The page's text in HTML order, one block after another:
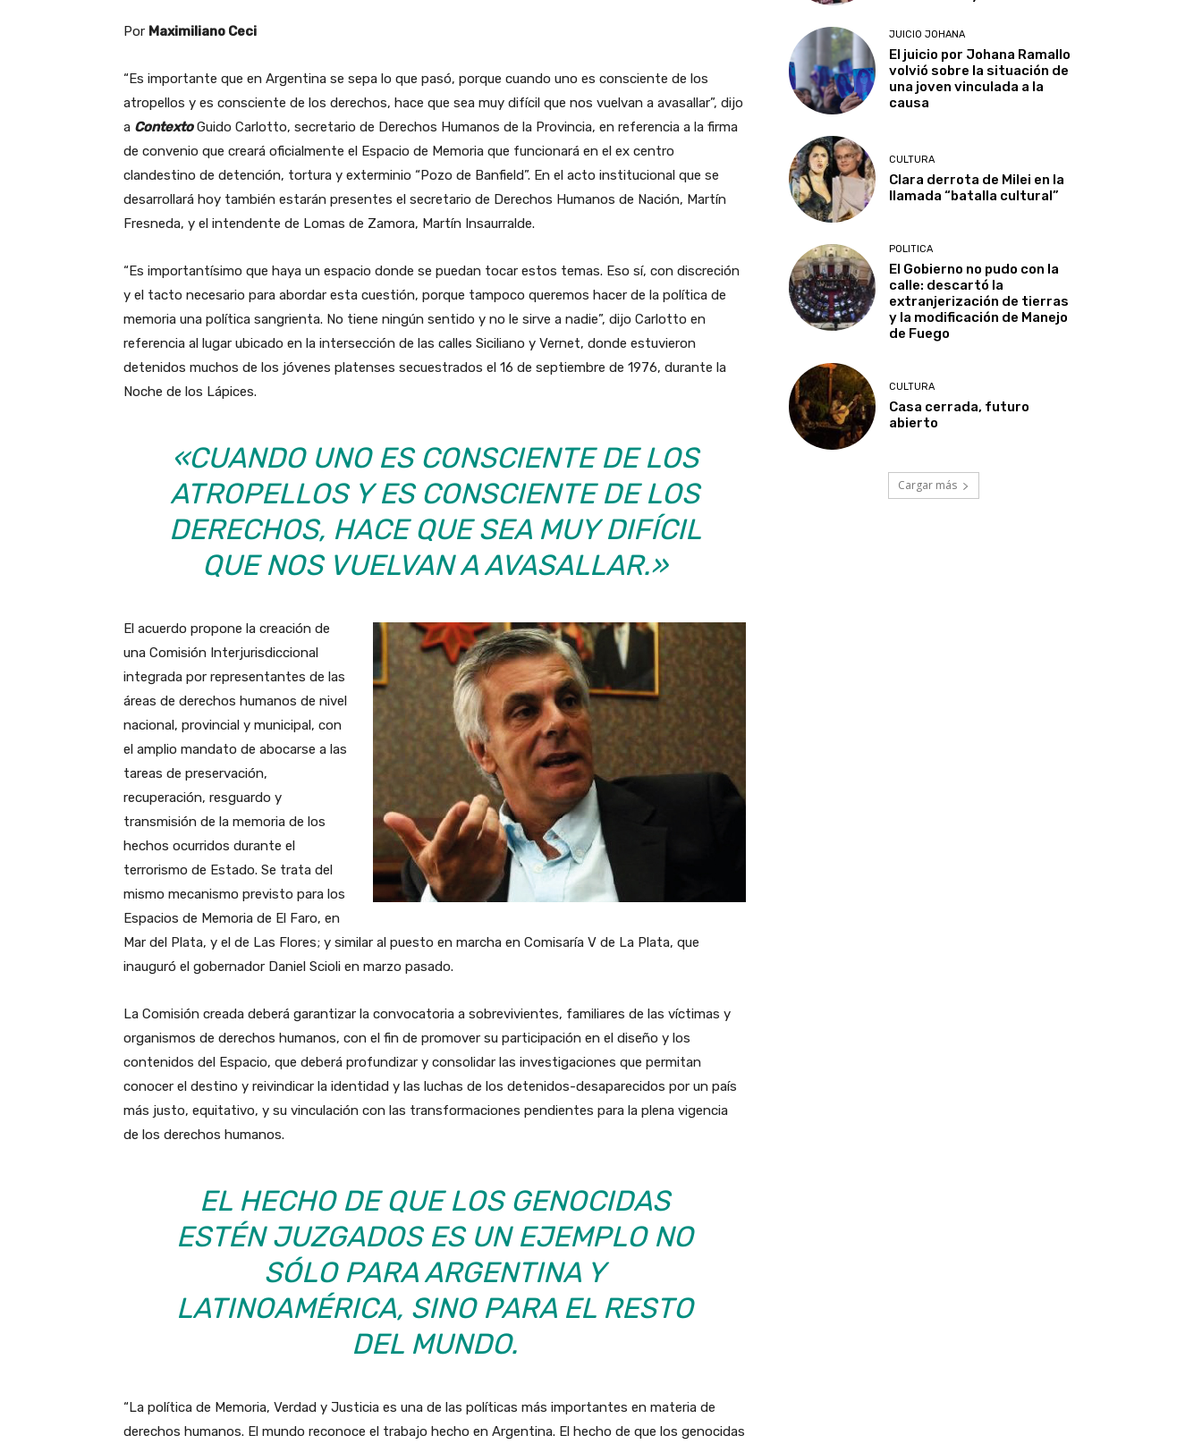
Por Maximiliano Ceci
“Es importante que en Argentina se sepa lo que pasó, porque cuando uno es consciente de los
atropellos y es consciente de los derechos, hace que sea muy difícil que nos vuelvan a avasallar”, dijo
a ContextoGuido Carlotto, secretario de Derechos Humanos de la Provincia, en referencia a la firma
de convenio que creará oficialmente el Espacio de Memoria que funcionará en el ex centro
clandestino de detención, tortura y exterminio “Pozo de Banfield”. En el acto institucional que se
desarrollará hoy también estarán presentes el secretario de Derechos Humanos de Nación, Martín
Fresneda, y el intendente de Lomas de Zamora, Martín Insaurralde.
“Es importantísimo que haya un espacio donde se puedan tocar estos temas. Eso sí, con discreción
y el tacto necesario para abordar esta cuestión, porque tampoco queremos hacer de la política de
memoria una política sangrienta. No tiene ningún sentido y no le sirve a nadie”, dijo Carlotto en
referencia al lugar ubicado en la intersección de las calles Siciliano y Vernet, donde estuvieron
detenidos muchos de los jóvenes platenses secuestrados el 16 de septiembre de 1976, durante la
Noche de los Lápices.
«CUANDO UNO ES CONSCIENTE DE LOS
ATROPELLOS Y ES CONSCIENTE DE LOS
DERECHOS, HACE QUE SEA MUY DIFÍCIL
QUE NOS VUELVAN A AVASALLAR.»
El acuerdo propone la creación de
una Comisión Interjurisdiccional
integrada por representantes de las
áreas de derechos humanos de nivel
nacional, provincial y municipal, con
el amplio mandato de abocarse a las
tareas de preservación,
recuperación, resguardo y
transmisión de la memoria de los
hechos ocurridos durante el
terrorismo de Estado. Se trata del
mismo mecanismo previsto para los
Espacios de Memoria de El Faro, en
Mar del Plata, y el de Las Flores; y similar al puesto en marcha en Comisaría V de La Plata, que
inauguró el gobernador Daniel Scioli en marzo pasado.
La Comisión creada deberá garantizar la convocatoria a sobrevivientes, familiares de las víctimas y
organismos de derechos humanos, con el fin de promover su participación en el diseño y los
contenidos del Espacio, que deberá profundizar y consolidar las investigaciones que permitan
conocer el destino y reivindicar la identidad y las luchas de los detenidos-desaparecidos por un país
más justo, equitativo, y su vinculación con las transformaciones pendientes para la plena vigencia
de los derechos humanos.
EL HECHO DE QUE LOS GENOCIDAS
ESTÉN JUZGADOS ES UN EJEMPLO NO
SÓLO PARA ARGENTINA Y
LATINOAMÉRICA, SINO PARA EL RESTO
DEL MUNDO.
“La política de Memoria, Verdad y Justicia es una de las políticas más importantes en materia de
derechos humanos. El mundo reconoce el trabajo hecho en Argentina. El hecho de que los genocidas
JUICIO JOHANA
El juicio por Johana Ramallo
volvió sobre la situación de
una joven vinculada a la
causa
CULTURA
Clara derrota de Milei en la
llamada “batalla cultural”
POLITICA
El Gobierno no pudo con la
calle: descartó la
extranjerización de tierras
y la modificación de Manejo
de Fuego
CULTURA
Casa cerrada, futuro
abierto
Cargar más